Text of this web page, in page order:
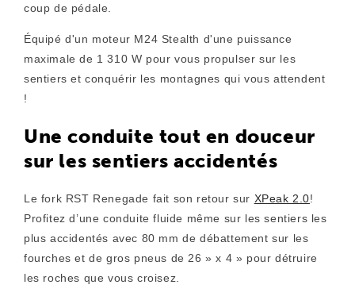
coup de pédale.
Équipé d'un moteur M24 Stealth d'une puissance
maximale de 1 310 W pour vous propulser sur les
sentiers et conquérir les montagnes qui vous attendent
!
Une conduite tout en douceur
sur les sentiers accidentés
Le fork RST Renegade fait son retour sur XPeak 2.0!
Profitez d’une conduite fluide même sur les sentiers les
plus accidentés avec 80 mm de débattement sur les
fourches et de gros pneus de 26 » x 4 » pour détruire
les roches que vous croisez.